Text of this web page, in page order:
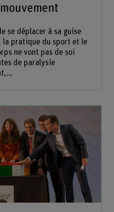
se déplacer à sa guise
la pratique du sport et le
ne vont pas de soi
de paralysie